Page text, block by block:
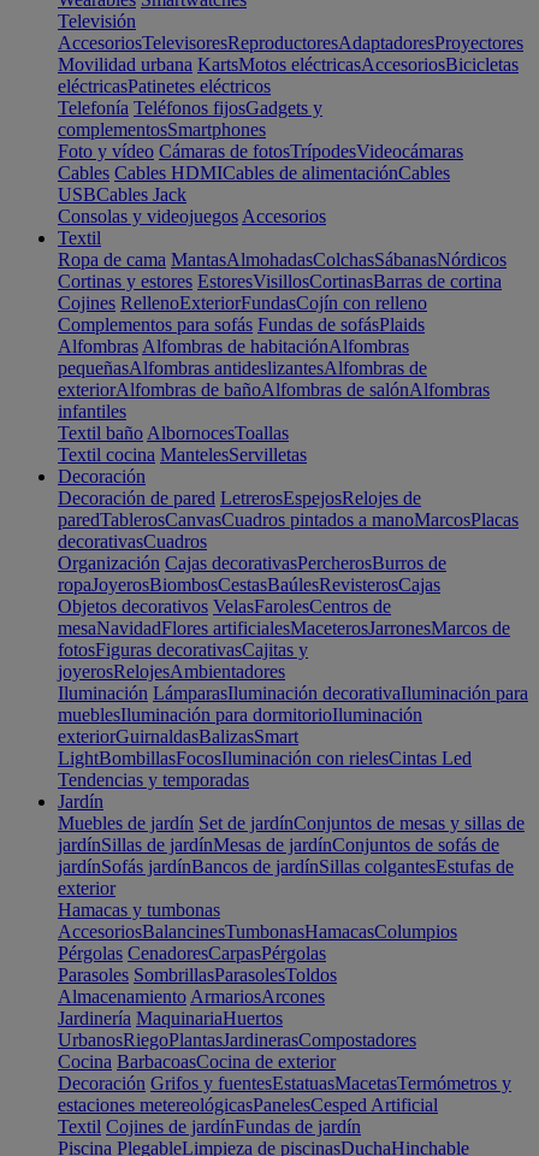
Televisión
AccesoriosTelevisoresReproductoresAdaptadoresProyectores
Movilidad urbana KartsMotos eléctricasAccesoriosBicicletas
eléctricasPatinetes eléctricos
Telefonía Teléfonos fijosGadgets y
complementosSmartphones
Foto y vídeo Cámaras de fotosTrípodesVideocámaras
Cables Cables HDMICables de alimentaciónCables
USBCables Jack
Consolas y videojuegos Accesorios
Textil
Ropa de cama MantasAlmohadasColchasSábanasNórdicos
Cortinas y estores EstoresVisillosCortinasBarras de cortina
Cojines RellenoExteriorFundasCojín con relleno
Complementos para sofás Fundas de sofásPlaids
Alfombras Alfombras de habitaciónAlfombras
pequeñasAlfombras antideslizantesAlfombras de
exteriorAlfombras de bañoAlfombras de salónAlfombras
infantiles
Textil baño AlbornocesToallas
Textil cocina MantelesServilletas
Decoración
Decoración de pared LetrerosEspejosRelojes de
paredTablerosCanvasCuadros pintados a manoMarcosPlacas
decorativasCuadros
Organización Cajas decorativasPercherosBurros de
ropaJoyerosBiombosCestasBaúlesRevisterosCajas
Objetos decorativos VelasFarolesCentros de
mesaNavidadFlores artificialesMaceterosJarronesMarcos de
fotosFiguras decorativasCajitas y
joyerosRelojesAmbientadores
Iluminación LámparasIluminación decorativaIluminación para
mueblesIluminación para dormitorioIluminación
exteriorGuirnaldasBalizasSmart
LightBombillasFocosIluminación con rielesCintas Led
Tendencias y temporadas
Jardín
Muebles de jardín Set de jardínConjuntos de mesas y sillas de
jardínSillas de jardínMesas de jardínConjuntos de sofás de
jardínSofás jardínBancos de jardínSillas colgantesEstufas de
exterior
Hamacas y tumbonas
AccesoriosBalancinesTumbonasHamacasColumpios
Pérgolas CenadoresCarpasPérgolas
Parasoles SombrillasParasolesToldos
Almacenamiento ArmariosArcones
Jardinería MaquinariaHuertos
UrbanosRiegoPlantasJardinerasCompostadores
Cocina BarbacoasCocina de exterior
Decoración Grifos y fuentesEstatuasMacetasTermómetros y
estaciones metereológicasPanelesCesped Artificial
Textil Cojines de jardínFundas de jardín
Piscina PlegableLimpieza de piscinasDuchaHinchable